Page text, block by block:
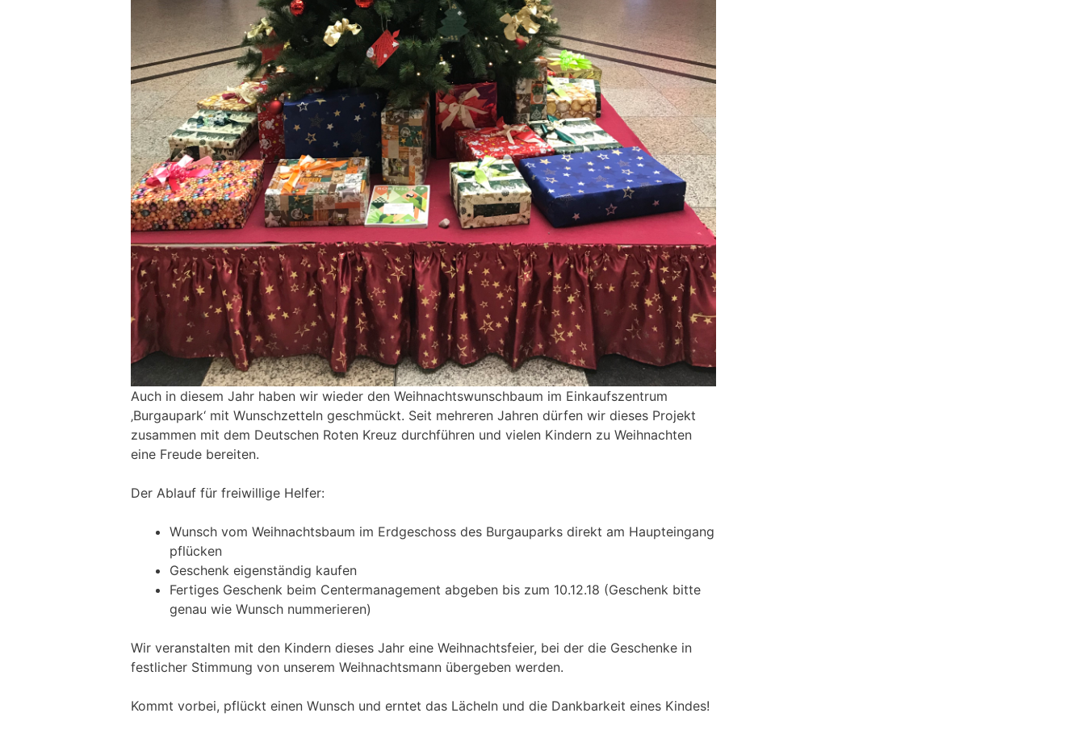
Auch in diesem Jahr haben wir wieder den Weihnachtswunschbaum im Einkaufszentrum
‚Burgaupark‘ mit Wunschzetteln geschmückt. Seit mehreren Jahren dürfen wir dieses Projekt
zusammen mit dem Deutschen Roten Kreuz durchführen und vielen Kindern zu Weihnachten
eine Freude bereiten.
Der Ablauf für freiwillige Helfer:
Wunsch vom Weihnachtsbaum im Erdgeschoss des Burgauparks direkt am Haupteingang
pflücken
Geschenk eigenständig kaufen
Fertiges Geschenk beim Centermanagement abgeben bis zum 10.12.18 (Geschenk bitte
genau wie Wunsch nummerieren)
Wir veranstalten mit den Kindern dieses Jahr eine Weihnachtsfeier, bei der die Geschenke in
festlicher Stimmung von unserem Weihnachtsmann übergeben werden.
Kommt vorbei, pflückt einen Wunsch und erntet das Lächeln und die Dankbarkeit eines Kindes!